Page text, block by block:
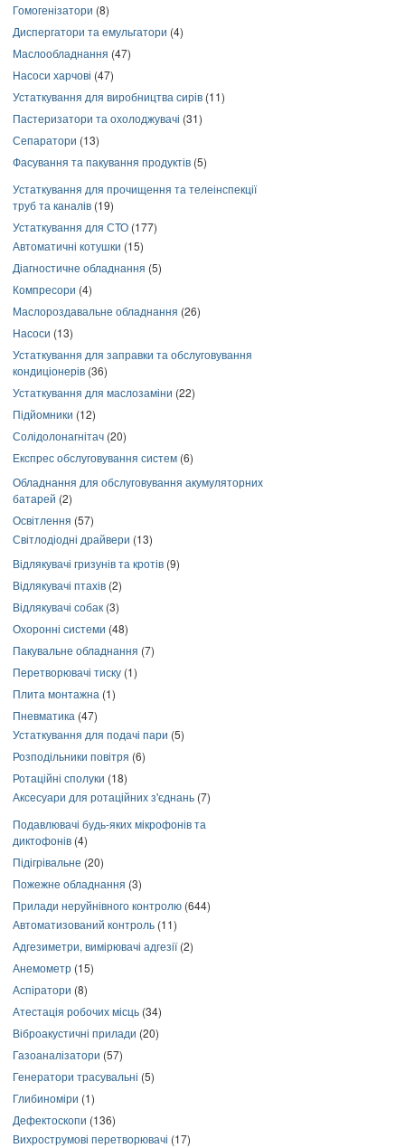
Гомогенізатори (8)
Диспергатори та емульгатори (4)
Маслообладнання (47)
Насоси харчові (47)
Устаткування для виробництва сирів (11)
Пастеризатори та охолоджувачі (31)
Сепаратори (13)
Фасування та пакування продуктів (5)
Устаткування для прочищення та телеінспекції
труб та каналів (19)
Устаткування для СТО (177)
Автоматичні котушки (15)
Діагностичне обладнання (5)
Компресори (4)
Маслороздавальне обладнання (26)
Насоси (13)
Устаткування для заправки та обслуговування
кондиціонерів (36)
Устаткування для маслозаміни (22)
Підйомники (12)
Солідолонагнітач (20)
Експрес обслуговування систем (6)
Обладнання для обслуговування акумуляторних
батарей (2)
Освітлення (57)
Світлодіодні драйвери (13)
Відлякувачі гризунів та кротів (9)
Відлякувачі птахів (2)
Відлякувачі собак (3)
Охоронні системи (48)
Пакувальне обладнання (7)
Перетворювачі тиску (1)
Плита монтажна (1)
Пневматика (47)
Устаткування для подачі пари (5)
Розподільники повітря (6)
Ротаційні сполуки (18)
Аксесуари для ротаційних з'єднань (7)
Подавлювачі будь-яких мікрофонів та
диктофонів (4)
Підігрівальне (20)
Пожежне обладнання (3)
Прилади неруйнівного контролю (644)
Автоматизований контроль (11)
Адгезиметри, вимірювачі адгезії(2)
Анемометр (15)
Аспіратори (8)
Атестація робочих місць (34)
Віброакустичні прилади (20)
Газоаналізатори (57)
Генератори трасувальні (5)
Глибиноміри (1)
Дефектоскопи (136)
Вихрострумові перетворювачі (17)